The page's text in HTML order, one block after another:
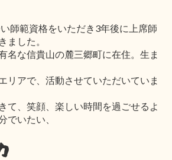
師範資格をいただき3年後に上席師
ました。
名な信貴山の麓三郷町に在住。生ま
リアで、活動させていただいていま
て、笑顔、楽しい時間を過ごせるよ
でいたい、